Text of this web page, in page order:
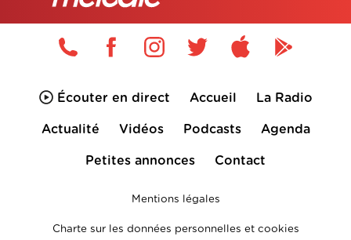
Écouter en direct Accueil La Radio
Actualité Vidéos Podcasts Agenda
Petites annonces Contact
Mentions légales
Charte sur les données personnelles et cookies